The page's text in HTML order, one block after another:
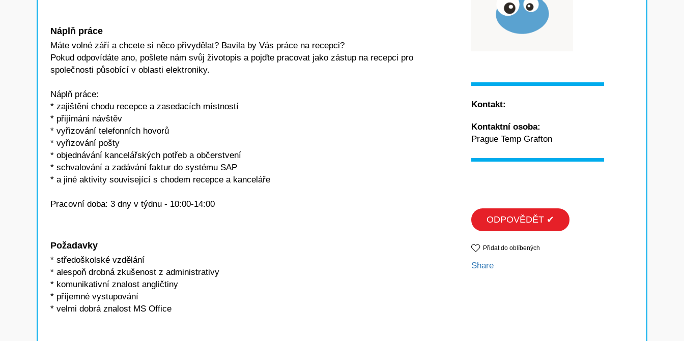
Náplň práce
Máte volné září a chcete si něco přivydělat? Bavila by Vás práce na recepci?
Pokud odpovídáte ano, pošlete nám svůj životopis a pojďte pracovat jako zástup na recepci pro
společnosti působící v oblasti elektroniky.
Náplň práce:
* zajištění chodu recepce a zasedacích místností
* přijímání návštěv
* vyřizování telefonních hovorů
* vyřizování pošty
* objednávání kancelářských potřeb a občerstvení
* schvalování a zadávání faktur do systému SAP
* a jiné aktivity související s chodem recepce a kanceláře
Pracovní doba: 3 dny v týdnu - 10:00-14:00
Požadavky
* středoškolské vzdělání
* alespoň drobná zkušenost z administrativy
* komunikativní znalost angličtiny
* příjemné vystupování
* velmi dobrá znalost MS Office
Kontakt:
Kontaktní osoba:
Prague Temp Grafton
ODPOVĚDĚT ✔
Přidat do oblíbených
Share